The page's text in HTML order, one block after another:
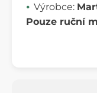
Výrobce:
Pouze ruční